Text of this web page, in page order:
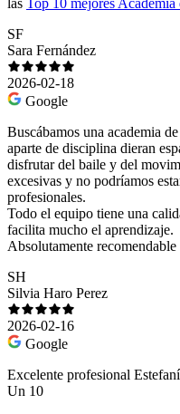
SF
Sara Fernández
2026-02-18
Google
Buscábamos una academia
aparte de disciplina dieran
disfrutar del baile y del
excesivas y no podríamos
profesionales.
Todo el equipo tiene una
facilita mucho el aprendizaje.
Absolutamente recomendable
SH
Silvia Haro Perez
2026-02-16
Google
Excelente profesional
Un 10